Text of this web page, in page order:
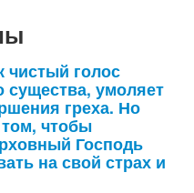
чистый голос
существа, умоляет
греха. Но
чтобы
Господь
на свой страх и